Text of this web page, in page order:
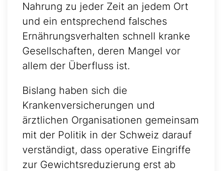
Nahrung zu jeder Zeit an jedem Ort
und ein entsprechend falsches
Ernährungsverhalten schnell kranke
Gesellschaften, deren Mangel vor
allem der Überfluss ist.
Bislang haben sich die
Krankenversicherungen und
ärztlichen Organisationen gemeinsam
mit der Politik in der Schweiz darauf
verständigt, dass operative Eingriffe
zur Gewichtsreduzierung erst ab